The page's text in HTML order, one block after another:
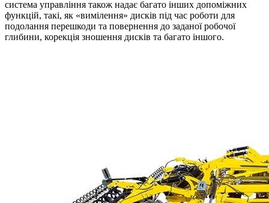
система управління також надає багато інших допоміжних
функцій, такі, як «вимілення» дисків під час роботи для
подолання перешкоди та повернення до заданої робочої
глибини, корекція зношення дисків та багато іншого.